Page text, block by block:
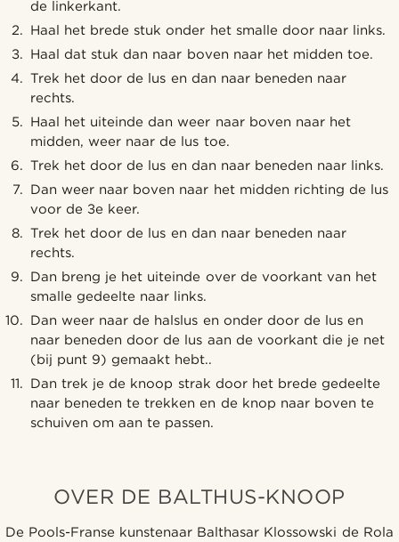
de linkerkant.
Haal het brede stuk onder het smalle door naar links.
Haal dat stuk dan naar boven naar het midden toe.
Trek het door de lus en dan naar beneden naar
rechts.
Haal het uiteinde dan weer naar boven naar het
midden, weer naar de lus toe.
Trek het door de lus en dan naar beneden naar links.
Dan weer naar boven naar het midden richting de lus
voor de 3e keer.
Trek het door de lus en dan naar beneden naar
rechts.
Dan breng je het uiteinde over de voorkant van het
smalle gedeelte naar links.
Dan weer naar de halslus en onder door de lus en
naar beneden door de lus aan de voorkant die je net
(bij punt 9) gemaakt hebt..
Dan trek je de knoop strak door het brede gedeelte
naar beneden te trekken en de knop naar boven te
schuiven om aan te passen.
OVER DE BALTHUS-KNOOP
De Pools-Franse kunstenaar Balthasar Klossowski de Rola